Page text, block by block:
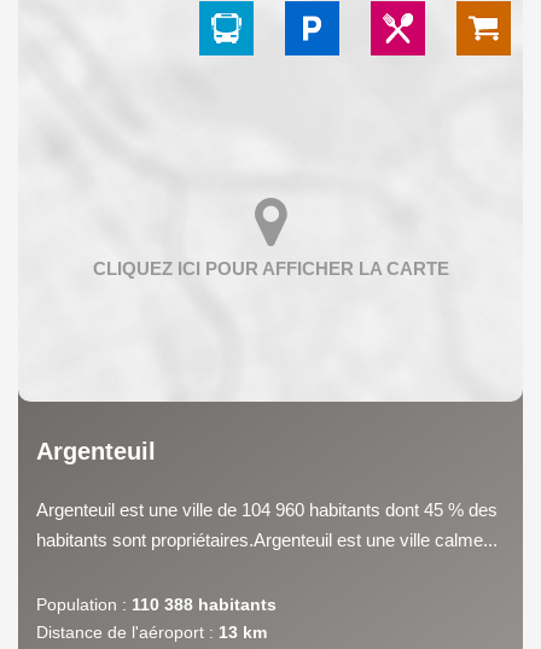
Argenteuil
Argenteuil est une ville de 104 960 habitants dont 45 % des
habitants sont propriétaires.Argenteuil est une ville calme...
Population : 110 388 habitants
Distance de l'aéroport : 13 km